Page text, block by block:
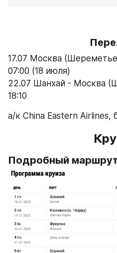
17.07 Москва
07:00 (18 июля)
22.07 Шанхай - Москва
18:10
а/к China Eastern Airlines,
Подробный